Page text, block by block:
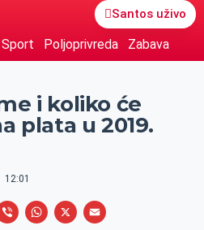
Santos uživo
Sport Poljoprivreda Zabava
i koliko će
plata u 2019.
12:01
V
W
X
E